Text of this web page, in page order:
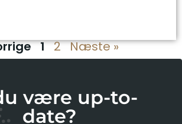
1 2 Næste »
være up-to-
date?